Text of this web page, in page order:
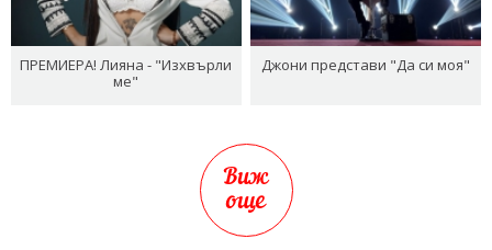
ПРЕМИЕРА! Лияна - "Изхвърли
ме"
Джони представи "Да си моя"
Виж
още